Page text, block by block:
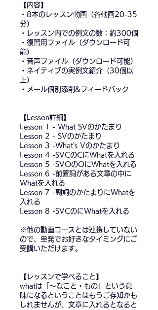
【内容】
・8本のレッスン動画（各動画20-35
分）
・レッスン内での例文の数：約300個
・復習用ファイル（ダウンロード可
能）
・音声ファイル（ダウンロード可能）
・ネイティブの実例文紹介（30個以
上）
・メール個別添削&フィードバック
【Lesson詳細】
Lesson 1 - What SVのかたまり
Lesson 2 - SVのかたまり
Lesson 3 -What's Vのかたまり
Lesson 4 -SVCのCにWhatを入れる
Lesson 5 -SVOのOにWhatを入れる
Lesson 6 -前置詞がある文章の中に
Whatを入れる
Lesson 7 -副詞のかたまりにWhatを
入れる
Lesson 8 -SVCのにWhatを入れる
※他の動画コースとは連携していない
ので、単発でお好きなタイミングにご
受講いただけます。
【レッスンで学べること】
whatは「～なこと・もの」という意
味になるということはもうご存知かも
しれませんが、文章に入れるとなると